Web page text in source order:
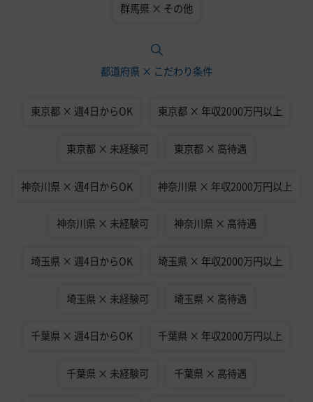
群馬県 × その他
都道府県 × こだわり条件
東京都 × 週4日からOK 東京都 × 年収2000万円以上
東京都 × 未経験可 東京都 × 高待遇
神奈川県 × 週4日からOK 神奈川県 × 年収2000万円以上
神奈川県 × 未経験可 神奈川県 × 高待遇
埼玉県 × 週4日からOK 埼玉県 × 年収2000万円以上
埼玉県 × 未経験可 埼玉県 × 高待遇
千葉県 × 週4日からOK 千葉県 × 年収2000万円以上
千葉県 × 未経験可 千葉県 × 高待遇